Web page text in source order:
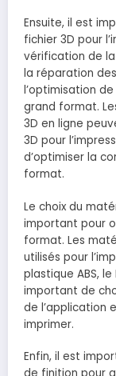
Ensuite, il est
fichier 3D pour
vérification de
la réparation
l’optimisation
grand format.
3D en ligne
3D pour
d’optimiser la
format.
Le choix du
important pour
format. Les
utilisés pour
plastique ABS,
important de
de l’application
imprimer.
Enfin, il est